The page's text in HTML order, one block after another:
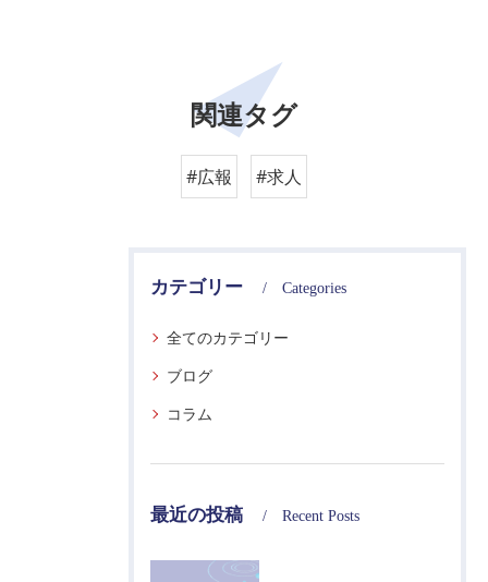
関連タグ
#広報 #求人
カテゴリー Categories
全てのカテゴリー
ブログ
コラム
最近の投稿 Recent Posts